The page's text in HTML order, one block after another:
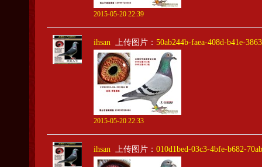
2015-05-20 22:39
ihsan 上传图片： 50ab244b-faea-408d-b41e-
2015-05-20 22:33
ihsan 上传图片： 010d1bed-03c3-4bfe-b682-